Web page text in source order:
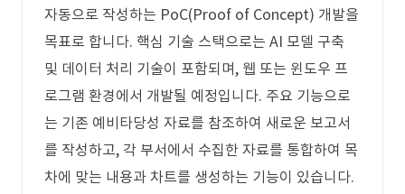
자동으로 작성하는 PoC(Proof of Concept) 개발을
목표로 합니다. 핵심 기술 스택으로는 AI 모델 구축
및 데이터 처리 기술이 포함되며, 웹 또는 윈도우 프
로그램 환경에서 개발될 예정입니다. 주요 기능으로
는 기존 예비타당성 자료를 참조하여 새로운 보고서
를 작성하고, 각 부서에서 수집한 자료를 통합하여 목
차에 맞는 내용과 차트를 생성하는 기능이 있습니다.